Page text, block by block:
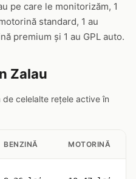
pe care le monitorizăm, 1
standard, 1 au
premium și 1 au GPL auto.
Zalau
celelalte rețele active în
BENZINĂ MOTORINĂ